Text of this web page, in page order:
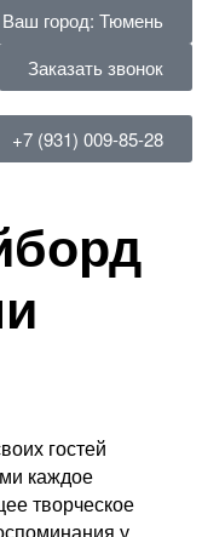
Ваш город: Тюмень
Заказать звонок
+7 (931) 009-85-28
гостей
каждое
творческое